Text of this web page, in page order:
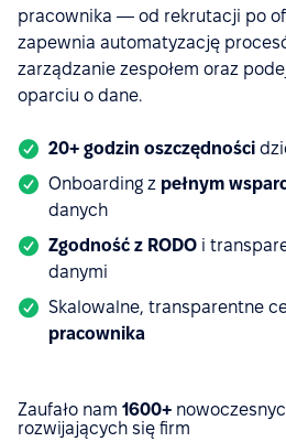
pracownika — od rekrutacji po
zapewnia automatyzację
zarządzanie zespołem oraz
oparciu o dane.
20+ godzin oszczędności
Onboarding z pełnym
danych
Zgodność z RODO i
danymi
Skalowalne, transparentne
pracownika
Zaufało nam 1600+
rozwijających się firm